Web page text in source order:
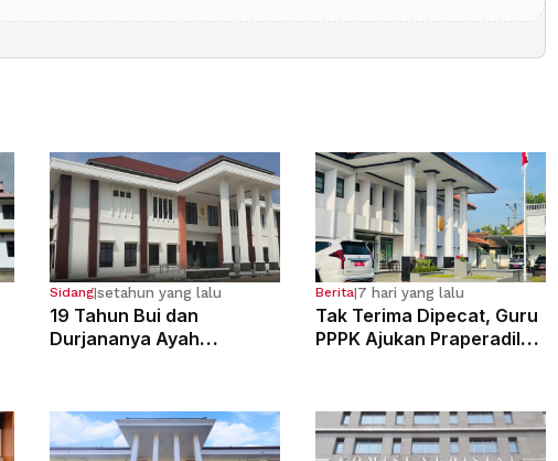
Sidang|setahun yang lalu
19 Tahun Bui dan
Durjananya Ayah
Berita|7 hari yang lalu
Tak Terima Dipecat, Guru
PPPK Ajukan Praperadilan